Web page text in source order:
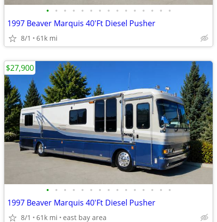
• • • • • • • • • • • • • • •
1997 Beaver Marquis 40'Ft Diesel Pusher
8/1 61k mi
• • • • • • • • • • • • • • •
1997 Beaver Marquis 40'Ft Diesel Pusher
8/1 61k mi east bay area
$27,900